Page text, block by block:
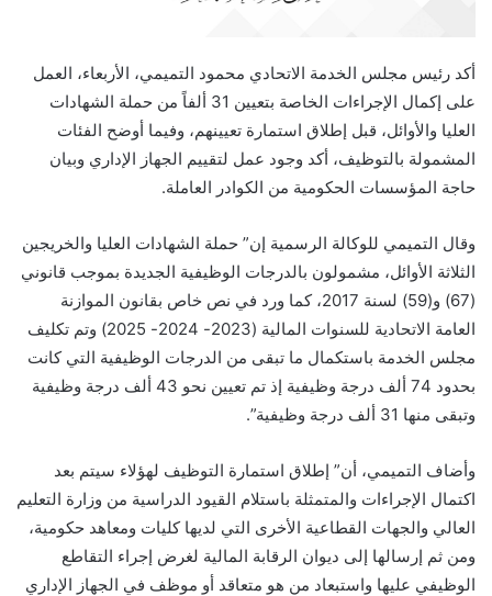
أكد رئيس مجلس الخدمة الاتحادي محمود التميمي، الأربعاء، العمل
على إكمال الإجراءات الخاصة بتعيين 31 ألفاً من حملة الشهادات
العليا والأوائل، قبل إطلاق استمارة تعيينهم، وفيما أوضح الفئات
المشمولة بالتوظيف، أكد وجود عمل لتقييم الجهاز الإداري وبيان
حاجة المؤسسات الحكومية من الكوادر العاملة.
وقال التميمي للوكالة الرسمية إن” حملة الشهادات العليا والخريجين
الثلاثة الأوائل، مشمولون بالدرجات الوظيفية الجديدة بموجب قانوني
(67) و(59) لسنة 2017، كما ورد في نص خاص بقانون الموازنة
العامة الاتحادية للسنوات المالية (2023- 2024- 2025) وتم تكليف
مجلس الخدمة باستكمال ما تبقى من الدرجات الوظيفية التي كانت
بحدود 74 ألف درجة وظيفية إذ تم تعيين نحو 43 ألف درجة وظيفية
وتبقى منها 31 ألف درجة وظيفية”.
وأضاف التميمي، أن” إطلاق استمارة التوظيف لهؤلاء سيتم بعد
اكتمال الإجراءات والمتمثلة باستلام القيود الدراسية من وزارة التعليم
العالي والجهات القطاعية الأخرى التي لديها كليات ومعاهد حكومية،
ومن ثم إرسالها إلى ديوان الرقابة المالية لغرض إجراء التقاطع
الوظيفي عليها واستبعاد من هو متعاقد أو موظف في الجهاز الإداري